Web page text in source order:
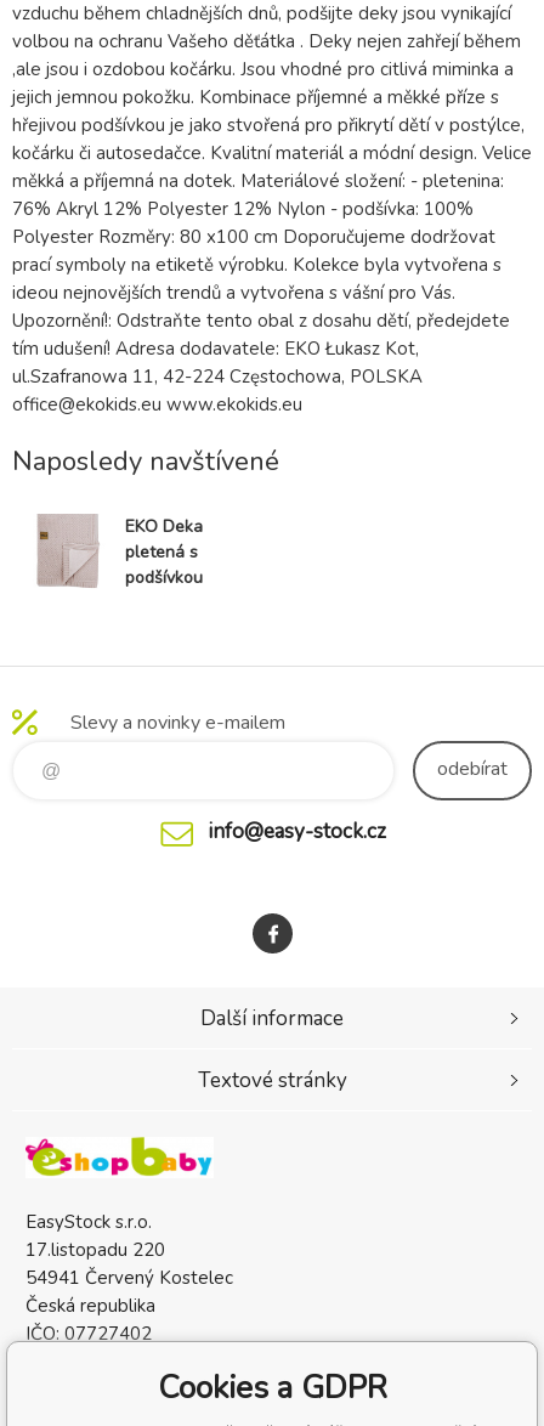
vzduchu během chladnějších dnů, podšijte deky jsou vynikající
volbou na ochranu Vašeho děťátka . Deky nejen zahřejí během
,ale jsou i ozdobou kočárku. Jsou vhodné pro citlivá miminka a
jejich jemnou pokožku. Kombinace příjemné a měkké příze s
hřejivou podšívkou je jako stvořená pro přikrytí dětí v postýlce,
kočárku či autosedačce. Kvalitní materiál a módní design. Velice
měkká a příjemná na dotek. Materiálové složení: - pletenina:
76% Akryl 12% Polyester 12% Nylon - podšívka: 100%
Polyester Rozměry: 80 x100 cm Doporučujeme dodržovat
prací symboly na etiketě výrobku. Kolekce byla vytvořena s
ideou nejnovějších trendů a vytvořena s vášní pro Vás.
Upozornění!: Odstraňte tento obal z dosahu dětí, předejdete
tím udušení! Adresa dodavatele: EKO Łukasz Kot,
ul.Szafranowa 11, 42-224 Częstochowa, POLSKA
office@ekokids.eu www.ekokids.eu
Naposledy navštívené
EKO Deka
pletená s
podšívkou
Slevy a novinky e-mailem
odebírat
info@easy-stock.cz
EasyStock s.r.o.
17.listopadu 220
54941 Červený Kostelec
Česká republika
IČO: 07727402
Další informace
Textové stránky
Cookies a GDPR